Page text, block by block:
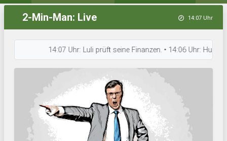
2-Min-Man: Live 14:07 Uhr
14:07 Uhr: Luli prüft seine Finanzen. • 14:06 Uhr: Humba